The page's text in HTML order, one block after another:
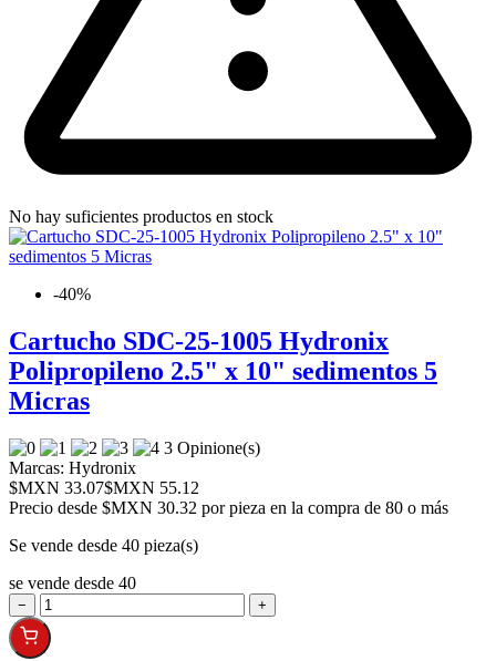
No hay suficientes productos en stock
-40%
Cartucho SDC-25-1005 Hydronix
Polipropileno 2.5" x 10" sedimentos 5
Micras
3 Opinione(s)
Marcas: Hydronix
$MXN 33.07$MXN 55.12
Precio desde $MXN 30.32 por pieza en la compra de 80 o más
Se vende desde 40 pieza(s)
se vende desde 40
− +